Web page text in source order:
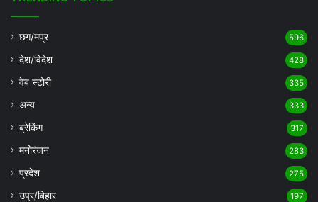
छग/मप्र 596
देश/विदेश 428
वेब स्टोरी 335
अन्य 333
ब्रेकिंग 317
मनोरंजन 283
प्रदेश 275
उप्र/बिहार 197